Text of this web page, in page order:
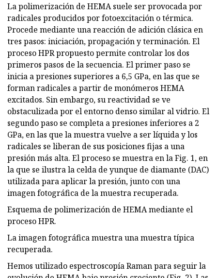
La polimerización de HEMA suele ser provocada por
radicales producidos por fotoexcitación o térmica.
Procede mediante una reacción de adición clásica en
tres pasos: iniciación, propagación y terminación. El
proceso HPR propuesto permite controlar los dos
primeros pasos de la secuencia. El primer paso se
inicia a presiones superiores a 6,5 ​​GPa, en las que se
forman radicales a partir de monómeros HEMA
excitados. Sin embargo, su reactividad se ve
obstaculizada por el entorno denso similar al vidrio. El
segundo paso se completa a presiones inferiores a 2
GPa, en las que la muestra vuelve a ser líquida y los
radicales se liberan de sus posiciones fijas a una
presión más alta. El proceso se muestra en la Fig. 1, en
la que se ilustra la celda de yunque de diamante (DAC)
utilizada para aplicar la presión, junto con una
imagen fotográfica de la muestra recuperada.
Esquema de polimerización de HEMA mediante el
proceso HPR.
La imagen fotográfica muestra una muestra típica
recuperada.
Hemos utilizado espectroscopía Raman para seguir la